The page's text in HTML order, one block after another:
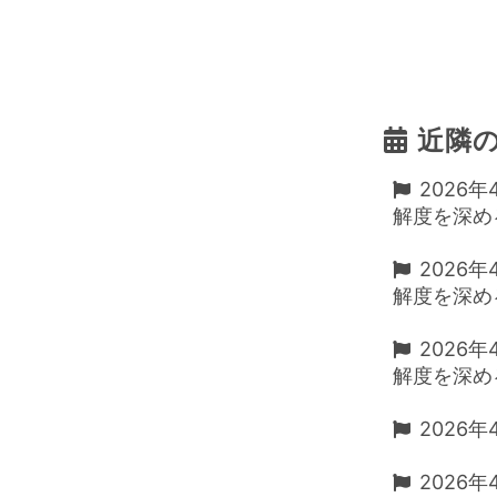
近隣
2026年
解度を深
2026年
解度を深
2026年
解度を深
2026年
2026年